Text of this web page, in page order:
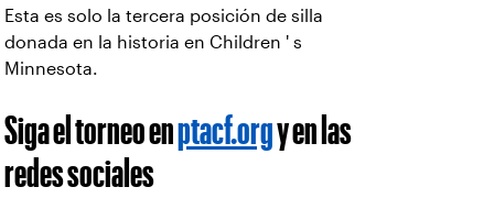
Esta es solo la tercera posición de silla
donada en la historia en Children ' s
Minnesota.
Siga el torneo enptacf.orgy en las
redes sociales